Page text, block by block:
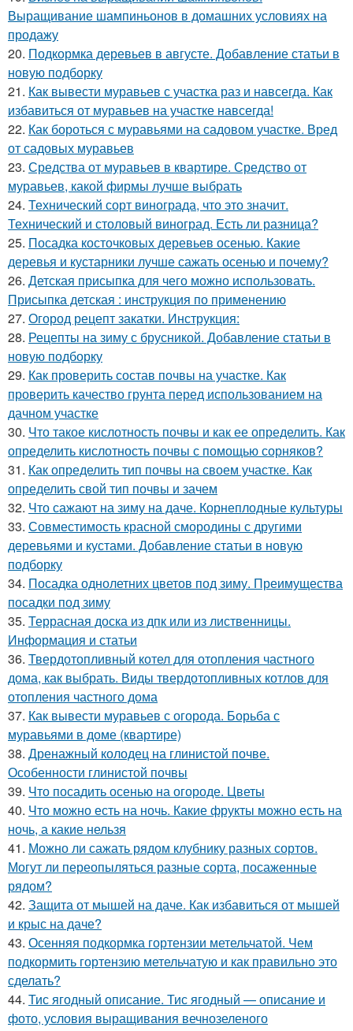
Выращивание шампиньонов в домашних условиях на
продажу
20. Подкормка деревьев в августе. Добавление статьи в
новую подборку
21. Как вывести муравьев с участка раз и навсегда. Как
избавиться от муравьев на участке навсегда!
22. Как бороться с муравьями на садовом участке. Вред
от садовых муравьев
23. Средства от муравьев в квартире. Средство от
муравьев, какой фирмы лучше выбрать
24. Технический сорт винограда, что это значит.
Технический и столовый виноград. Есть ли разница?
25. Посадка косточковых деревьев осенью. Какие
деревья и кустарники лучше сажать осенью и почему?
26. Детская присыпка для чего можно использовать.
Присыпка детская : инструкция по применению
27. Огород рецепт закатки. Инструкция:
28. Рецепты на зиму с брусникой. Добавление статьи в
новую подборку
29. Как проверить состав почвы на участке. Как
проверить качество грунта перед использованием на
дачном участке
30. Что такое кислотность почвы и как ее определить. Как
определить кислотность почвы с помощью сорняков?
31. Как определить тип почвы на своем участке. Как
определить свой тип почвы и зачем
32. Что сажают на зиму на даче. Корнеплодные культуры
33. Совместимость красной смородины с другими
деревьями и кустами. Добавление статьи в новую
подборку
34. Посадка однолетних цветов под зиму. Преимущества
посадки под зиму
35. Террасная доска из дпк или из лиственницы.
Информация и статьи
36. Твердотопливный котел для отопления частного
дома, как выбрать. Виды твердотопливных котлов для
отопления частного дома
37. Как вывести муравьев с огорода. Борьба с
муравьями в доме (квартире)
38. Дренажный колодец на глинистой почве.
Особенности глинистой почвы
39. Что посадить осенью на огороде. Цветы
40. Что можно есть на ночь. Какие фрукты можно есть на
ночь, а какие нельзя
41. Можно ли сажать рядом клубнику разных сортов.
Могут ли переопыляться разные сорта, посаженные
рядом?
42. Защита от мышей на даче. Как избавиться от мышей
и крыс на даче?
43. Осенняя подкормка гортензии метельчатой. Чем
подкормить гортензию метельчатую и как правильно это
сделать?
44. Тис ягодный описание. Тис ягодный — описание и
фото, условия выращивания вечнозеленого